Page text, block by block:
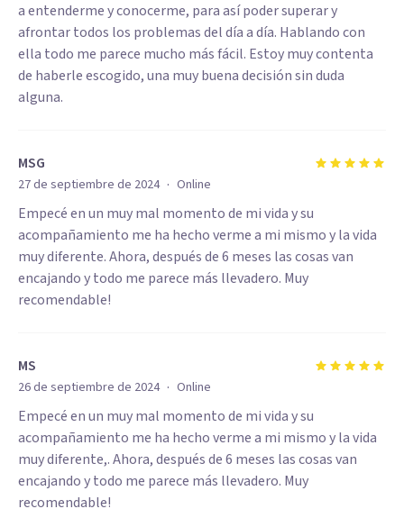
a entenderme y conocerme, para así poder superar y
afrontar todos los problemas del día a día. Hablando con
ella todo me parece mucho más fácil. Estoy muy contenta
de haberle escogido, una muy buena decisión sin duda
alguna.
MSG
27 de septiembre de 2024 · Online
Empecé en un muy mal momento de mi vida y su
acompañamiento me ha hecho verme a mi mismo y la vida
muy diferente. Ahora, después de 6 meses las cosas van
encajando y todo me parece más llevadero. Muy
recomendable!
MS
26 de septiembre de 2024 · Online
Empecé en un muy mal momento de mi vida y su
acompañamiento me ha hecho verme a mi mismo y la vida
muy diferente,. Ahora, después de 6 meses las cosas van
encajando y todo me parece más llevadero. Muy
recomendable!